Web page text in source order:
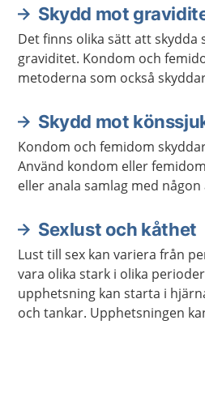
Skydd mot
Det finns olika sätt att skydda
graviditet. Kondom och
metoderna som också
Skydd mot
Kondom och femidom
Använd kondom eller
eller anala samlag med någon
Sexlust och kåthet
Lust till sex kan variera från
vara olika stark i olika
upphetsning kan starta i
och tankar. Upphetsningen